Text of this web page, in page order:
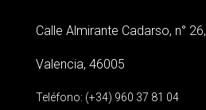
Calle Almirante Cadarso, n° 26,
Valencia, 46005
Teléfono: (+34) 960 37 81 04